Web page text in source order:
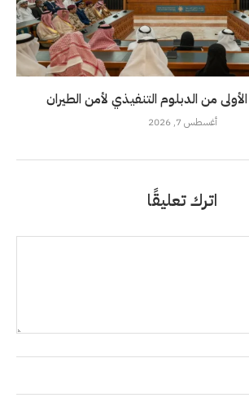
من الدبلوم التنفيذي لأمن الطيران
أغسطس 7, 2026
اترك تعليقًا